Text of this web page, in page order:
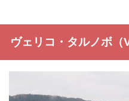
ヴェリコ・タルノボ